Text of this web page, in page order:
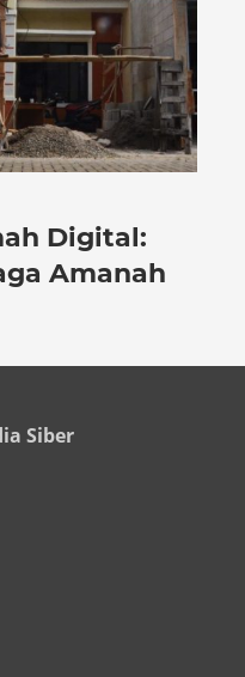
Digital:
Amanah
Siber